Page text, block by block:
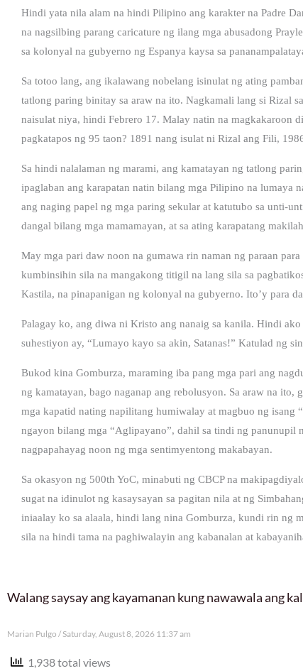
Hindi yata nila alam na hindi Pilipino ang karakter na Padre
na nagsilbing parang caricature ng ilang mga abusadong
sa kolonyal na gubyerno ng Espanya kaysa sa
Sa totoo lang, ang ikalawang nobelang isinulat ng ating
tatlong paring binitay sa araw na ito. Nagkamali lang si Rizal
naisulat niya, hindi Febrero 17. Malay natin na magkakaroon
pagkatapos ng 95 taon? 1891 nang isulat ni Rizal ang Fili,
Sa hindi nalalaman ng marami, ang kamatayan ng tatlong
ipaglaban ang karapatan natin bilang mga Pilipino na lumaya
ang naging papel ng mga paring sekular at katutubo sa unti-
dangal bilang mga mamamayan, at sa ating karapatang
May mga pari daw noon na gumawa rin naman ng paraan
kumbinsihin sila na mangakong titigil na lang sila sa
Kastila, na pinapanigan ng kolonyal na gubyerno. Ito’y para
Palagay ko, ang diwa ni Kristo ang nanaig sa kanila. Hindi
suhestiyon ay, “Lumayo kayo sa akin, Satanas!” Katulad ng
Bukod kina Gomburza, maraming iba pang mga pari ang
ng kamatayan, bago naganap ang rebolusyon. Sa araw na
mga kapatid nating napilitang humiwalay at magbuo ng isang
ngayon bilang mga “Aglipayano”, dahil sa tindi ng
nagpapahayag noon ng mga sentimyentong makabayan.
Sa okasyon ng 500th YoC, minabuti ng CBCP na
sugat na idinulot ng kasaysayan sa pagitan nila at ng
iniaalay ko sa alaala, hindi lang nina Gomburza, kundi rin ng
sila na hindi tama na paghiwalayin ang kabanalan at
Walang saysay ang kayamanan kung nawawala ang
Marian Pulgo Saturday, August 8, 2026 11:37 am
1,938 total views